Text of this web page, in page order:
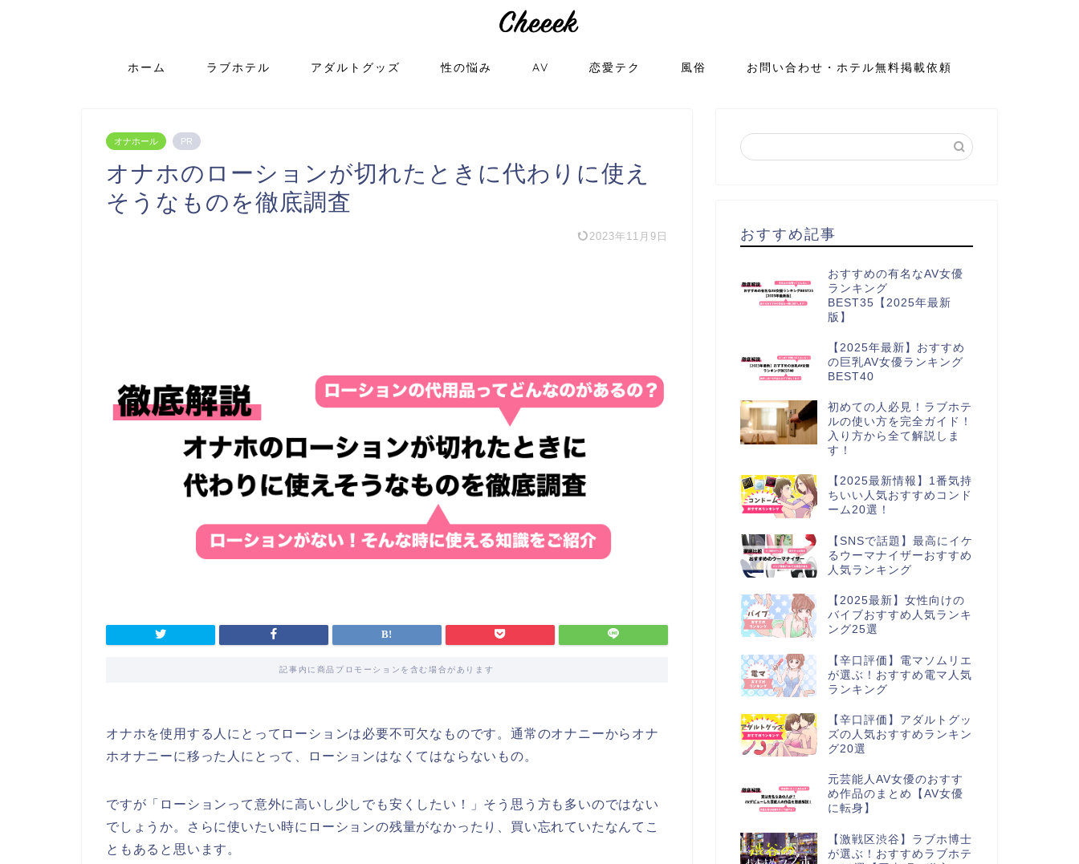
ホーム ラブホテル アダルトグッズ 性の悩み AV 恋愛テク 風俗 お問い合わせ・ホテル無料掲載依頼
オナホール PR
オナホのローションが切れたときに代わりに使え
そうなものを徹底調査
2023年11月9日
記事内に商品プロモーションを含む場合があります
オナホを使用する人にとってローションは必要不可欠なものです。通常のオナニーからオナ
ホオナニーに移った人にとって、ローションはなくてはならないもの。
ですが「ローションって意外に高いし少しでも安くしたい！」そう思う方も多いのではない
でしょうか。さらに使いたい時にローションの残量がなかったり、買い忘れていたなんてこ
ともあると思います。
おすすめ記事
おすすめの有名なAV女優
ランキング
BEST35【2025年最新
版】
【2025年最新】おすすめ
の巨乳AV女優ランキング
BEST40
初めての人必見！ラブホテ
ルの使い方を完全ガイド！
入り方から全て解説しま
す！
【2025最新情報】1番気持
ちいい人気おすすめコンド
ーム20選！
【SNSで話題】最高にイケ
るウーマナイザーおすすめ
人気ランキング
【2025最新】女性向けの
バイブおすすめ人気ランキ
ング25選
【辛口評価】電マソムリエ
が選ぶ！おすすめ電マ人気
ランキング
【辛口評価】アダルトグッ
ズの人気おすすめランキン
グ20選
元芸能人AV女優のおすす
め作品のまとめ【AV女優
に転身】
【激戦区渋谷】ラブホ博士
が選ぶ！おすすめラブホテ